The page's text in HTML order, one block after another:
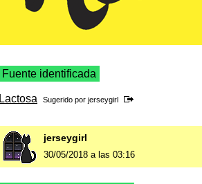
Fuente identificada
Lactosa Sugerido por jerseygirl
jerseygirl
30/05/2018 a las 03:16